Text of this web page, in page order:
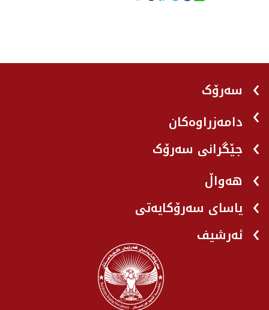
سەرۆک
دامەزراوەکان
جێگرانی سه‌رۆک
هه‌واڵ
یاسای سەرۆکایەتی
ئەرشیف